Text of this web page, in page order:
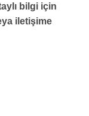
bilgi için
iletişime